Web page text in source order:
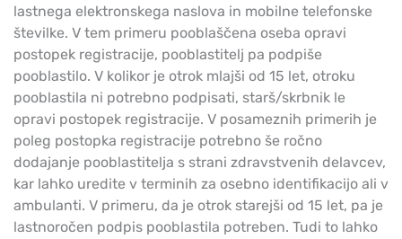
lastnega elektronskega naslova in mobilne telefonske
številke. V tem primeru pooblaščena oseba opravi
postopek registracije, pooblastitelj pa podpiše
pooblastilo. V kolikor je otrok mlajši od 15 let, otroku
pooblastila ni potrebno podpisati, starš/skrbnik le
opravi postopek registracije. V posameznih primerih je
poleg postopka registracije potrebno še ročno
dodajanje pooblastitelja s strani zdravstvenih delavcev,
kar lahko uredite v terminih za osebno identifikacijo ali v
ambulanti. V primeru, da je otrok starejši od 15 let, pa je
lastnoročen podpis pooblastila potreben. Tudi to lahko